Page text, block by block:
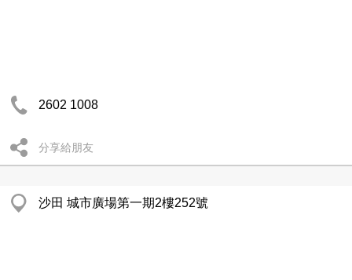
2602 1008
分享給朋友
沙田 城市廣場第一期2樓252號